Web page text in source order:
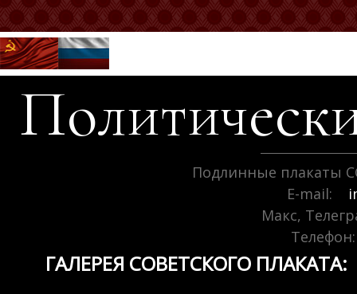
Подлинные плакаты
E-mail:
Макс,
Телефон:
ГАЛЕРЕЯ СОВЕТСКОГО ПЛАКАТА: